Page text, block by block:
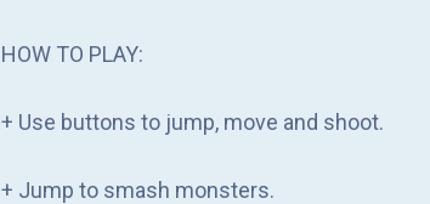
HOW TO PLAY:
+ Use buttons to jump, move and shoot.
+ Jump to smash monsters.